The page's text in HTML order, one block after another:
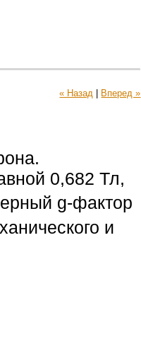
« Назад
Вперед »
0,682 Тл,
g-фактор
и